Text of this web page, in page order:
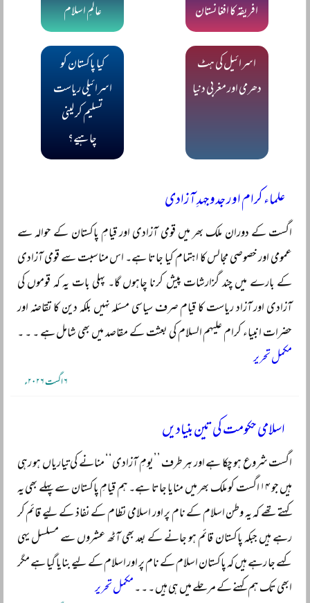
افریقہ کا افغانستان
عالمِ اسلام
اسرائیل کی ہٹ
دھرمی اور مغربی دنیا
کیا پاکستان کو
اسرائیلی ریاست
تسلیم کر لینی
چاہیے؟
علماء کرام اور جدوجہدِ آزادی
اگست کے دوران ملک بھر میں قومی آزادی اور قیامِ پاکستان کے حوالہ سے
عمومی اور خصوصی مجالس کا اہتمام کیا جاتا ہے۔ اس مناسبت سے قومی آزادی
کے بارے میں چند گزارشات پیش کرنا چاہوں گا۔ پہلی بات یہ کہ قوموں کی
آزادی اور آزاد ریاست کا قیام صرف سیاسی مسئلہ نہیں بلکہ دین کا تقاضہ اور
حضرات انبیاء کرام علیہم السلام کی بعثت کے مقاصد میں بھی شامل ہے ۔ ۔ ۔
مکمل تحریر
۶ اگست ۲۰۲۶ء
اسلامی حکومت کی تین بنیادیں
اگست شروع ہو چکا ہے اور ہر طرف ’’یومِ آزادی‘‘ منانے کی تیاریاں ہو رہی
ہیں جو ۱۴ اگست کو ملک بھر میں منایا جاتا ہے۔ ہم قیامِ پاکستان سے پہلے بھی یہ
کہتے تھے کہ یہ وطن اسلام کے نام پر اور اسلامی نظام کے نفاذ کے لیے قائم کر
رہے ہیں جبکہ پاکستان قائم ہو جانے کے بعد بھی آٹھ عشروں سے مسلسل یہی
کہے جا رہے ہیں کہ پاکستان اسلام کے نام پر اور اسلام کے لیے بنایا گیا ہے مگر
ابھی تک ہم کہنے کے مرحلے میں ہی ہیں ۔ ۔ ۔ مکمل تحریر